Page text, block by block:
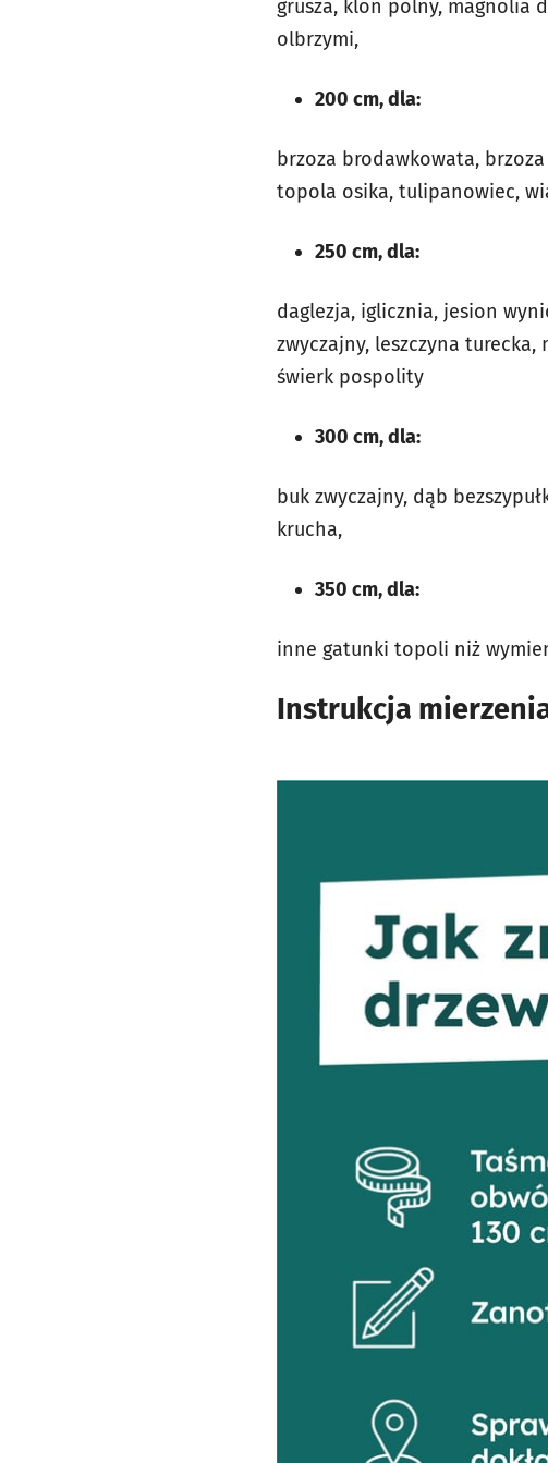
grusza, klon polny, magnolia
olbrzymi,
200 cm, dla:
brzoza brodawkowata,
topola osika, tulipanowiec,
250 cm, dla:
daglezja, iglicznia, jesion
zwyczajny, leszczyna turecka,
świerk pospolity
300 cm, dla:
buk zwyczajny, dąb
krucha,
350 cm, dla:
inne gatunki topoli niż
Instrukcja